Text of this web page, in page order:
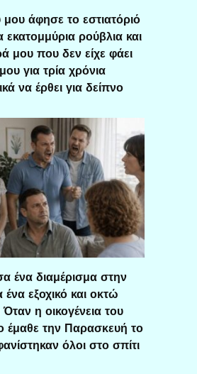
άφησε το εστιατόριό
εκατομμύρια ρούβλια και
μου που δεν είχε φάει
για τρία χρόνια
να έρθει για δείπνο
ένα διαμέρισμα στην
εξοχικό και οκτώ
η οικογένεια του
έμαθε την Παρασκευή το
όλοι στο σπίτι